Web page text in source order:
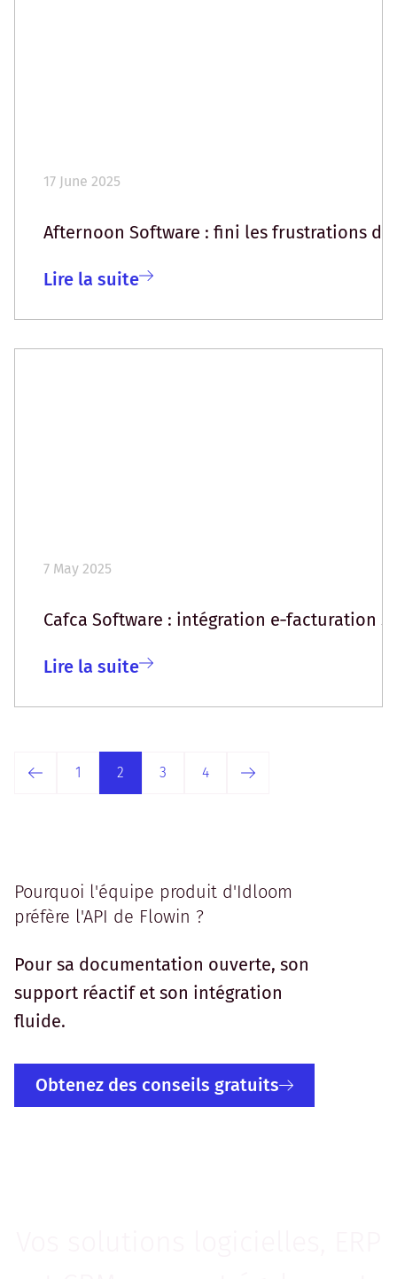
17 June 2025
Afternoon Software : fini les frustrations
Lire la suite
7 May 2025
Cafca Software : intégration e‑facturation
Lire la suite
1 2 3 4
Pourquoi l'équipe produit d'Idloom
préfère l'API de Flowin ?
Pour sa documentation ouverte, son
support réactif et son intégration
fluide.
Obtenez des conseils gratuits